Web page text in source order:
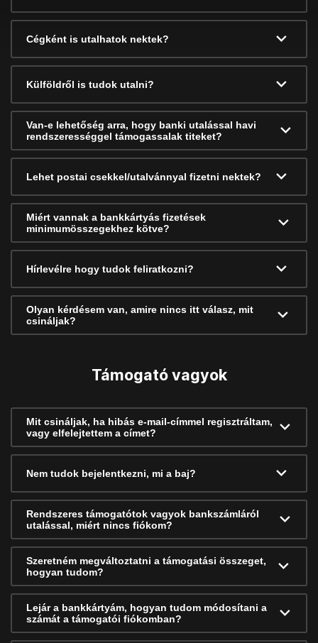
Cégként is utalhatok nektek?
Külföldről is tudok utalni?
Van-e lehetőség arra, hogy banki utalással havi
rendszerességgel támogassalak titeket?
Lehet postai csekkel/utalvánnyal fizetni nektek?
Miért vannak a bankkártyás fizetések
minimumösszegekhez kötve?
Hírlevélre hogy tudok feliratkozni?
Olyan kérdésem van, amire nincs itt válasz, mit
csináljak?
Támogató vagyok
Mit csináljak, ha hibás e-mail-címmel regisztráltam,
vagy elfelejtettem a címet?
Nem tudok bejelentkezni, mi a baj?
Rendszeres támogatótok vagyok bankszámláról
utalással, miért nincs fiókom?
Szeretném megváltoztatni a támogatási összeget,
hogyan tudom?
Lejár a bankkártyám, hogyan tudom módosítani a
számát a támogatói fiókomban?